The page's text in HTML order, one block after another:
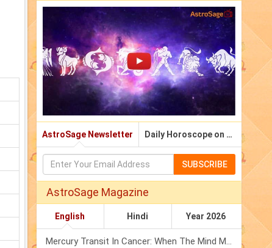
AstroSage Newsletter Daily Horoscope on Email
SUBSCRIBE
AstroSage Magazine
English Hindi Year 2026
Mercury Transit In Cancer: When The Mind Meets The Heart!